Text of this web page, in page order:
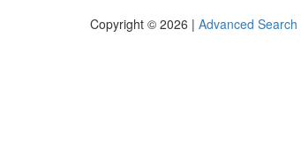
Copyright © 2026 | Advanced Search